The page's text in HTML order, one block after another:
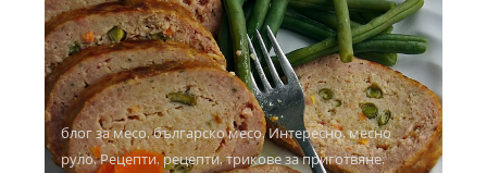
блог за месо,българско месо,Интересно,месно
руло,Рецепти,рецепти,трикове за приготвяне,